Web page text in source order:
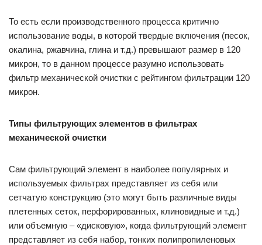
То есть если производственного процесса критично
использование воды, в которой твердые включения (песок,
окалина, ржавчина, глина и т.д.) превышают размер в 120
микрон, то в данном процессе разумно использовать
фильтр механической очистки с рейтингом фильтрации 120
микрон.
Типы фильтрующих элементов в фильтрах
механической очистки
Сам фильтрующий элемент в наиболее популярных и
используемых фильтрах представляет из себя или
сетчатую конструкцию (это могут быть различные виды
плетенных сеток, перфорированных, клиновидные и т.д.)
или объемную – «дисковую», когда фильтрующий элемент
представляет из себя набор, тонких полипропиленовых